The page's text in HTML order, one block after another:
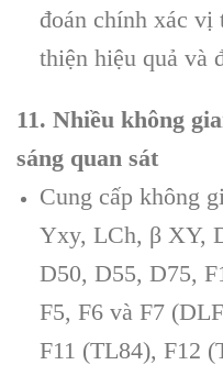
đoán chính xác
thiện hiệu quả và
11. Nhiều không
sáng quan sát
Cung cấp không
Yxy, LCh, β XY,
D50, D55, D75,
F5, F6 và F7
F11 (TL84), F12